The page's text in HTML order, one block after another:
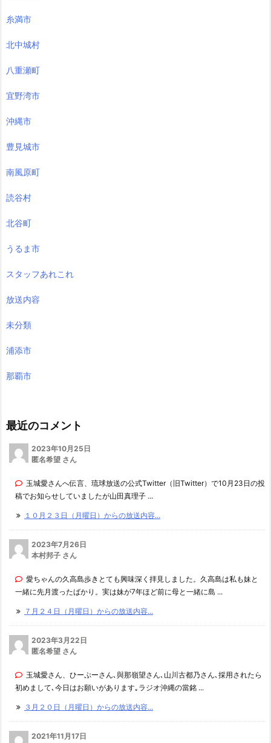
糸満市
北中城村
八重瀬町
宜野湾市
沖縄市
豊見城市
南風原町
読谷村
北谷町
うるま市
スタッフあれこれ
放送内容
未分類
浦添市
那覇市
最近のコメント
2023年10月25日
匿名希望 さん
玉城愛さんへ伝言、琉球放送の公式Twitter（旧Twitter）で10月23日の投
稿でお知らせしていましたが山田真理子 ...
１０月２３日（月曜日）からの放送内容...
2023年7月26日
本村邦子 さん
愛ちゃんの久高島歩きとても興味深く拝見しました。久高島は私も妹と
一緒に先月渡ったばかり。実は妹が7年ほど前に母と一緒に島 ...
７月２４日（月曜日）からの放送内容...
2023年3月22日
匿名希望 さん
玉城愛さん、ひーぷーさん､與那嶺望さん､山川古都乃さん､採用されたら
初めまして､今日はお願いがあります｡ラジオ沖縄の當銘 ...
３月２０日（月曜日）からの放送内容...
2021年11月17日